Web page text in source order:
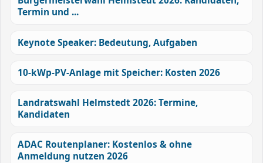
Termin und ...
Keynote Speaker: Bedeutung, Aufgaben
10-kWp-PV-Anlage mit Speicher: Kosten 2026
Landratswahl Helmstedt 2026: Termine,
Kandidaten
ADAC Routenplaner: Kostenlos & ohne
Anmeldung nutzen 2026